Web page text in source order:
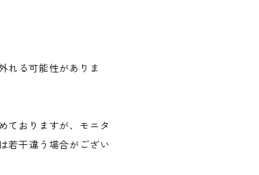
れる可能性がありま
ておりますが、モニタ
若干違う場合がござい